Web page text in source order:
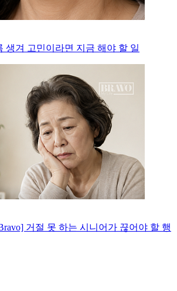
생겨 고민이라면 지금 해야 할 일
거절 못 하는 시니어가 끊어야 할 행